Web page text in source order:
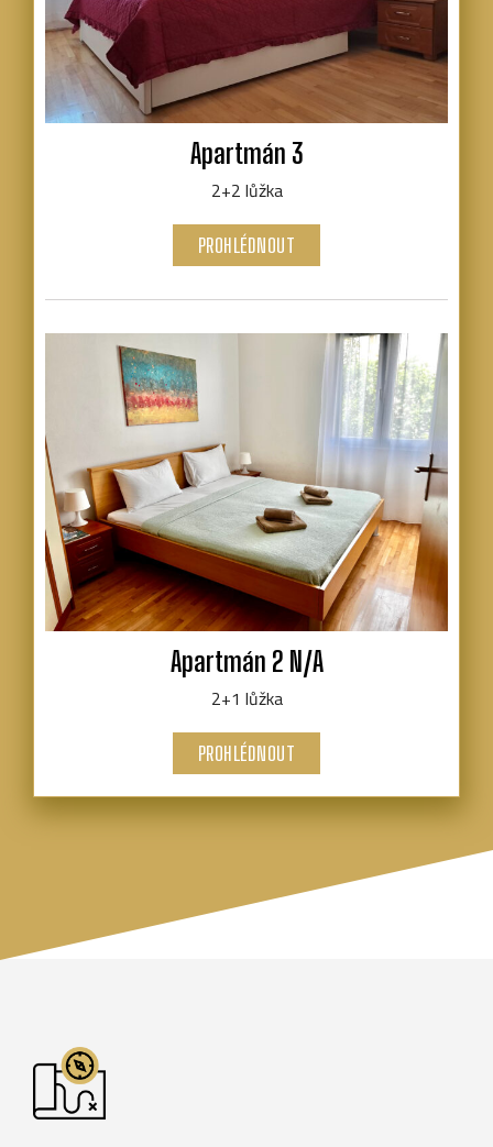
Apartmán 3
2+2 lůžka
PROHLÉDNOUT
Apartmán 2 N/A
2+1 lůžka
PROHLÉDNOUT